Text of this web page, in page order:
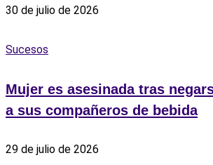
30 de julio de 2026
Sucesos
Mujer es asesinada tras
a sus compañeros de bebida
29 de julio de 2026